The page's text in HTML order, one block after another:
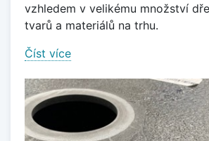
vzhledem v velikému množství
tvarů a materiálů na trhu.
Číst více